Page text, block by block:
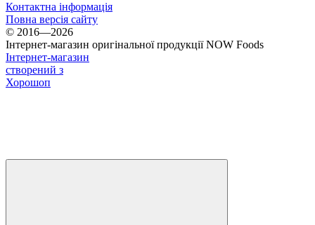
Контактна інформація
Повна версія сайту
© 2016—2026
Інтернет-магазин оригінальної продукції NOW Foods
Інтернет-магазин
створений з
Хорошоп